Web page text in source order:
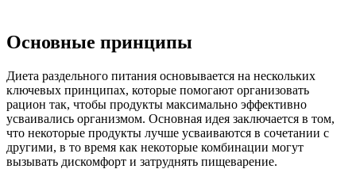
Основные принципы
Диета раздельного питания основывается на нескольких
ключевых принципах, которые помогают организовать
рацион так, чтобы продукты максимально эффективно
усваивались организмом. Основная идея заключается в том,
что некоторые продукты лучше усваиваются в сочетании с
другими, в то время как некоторые комбинации могут
вызывать дискомфорт и затруднять пищеварение.